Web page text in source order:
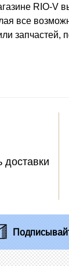
RIO-V
все
запчастей,
доставки